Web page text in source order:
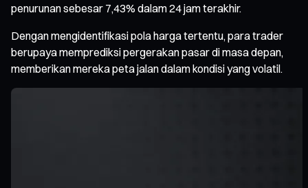
penurunan sebesar 7,43% dalam 24 jam terakhir.
Dengan mengidentifikasi pola harga tertentu, para trader
berupaya memprediksi pergerakan pasar di masa depan,
memberikan mereka peta jalan dalam kondisi yang volatil.